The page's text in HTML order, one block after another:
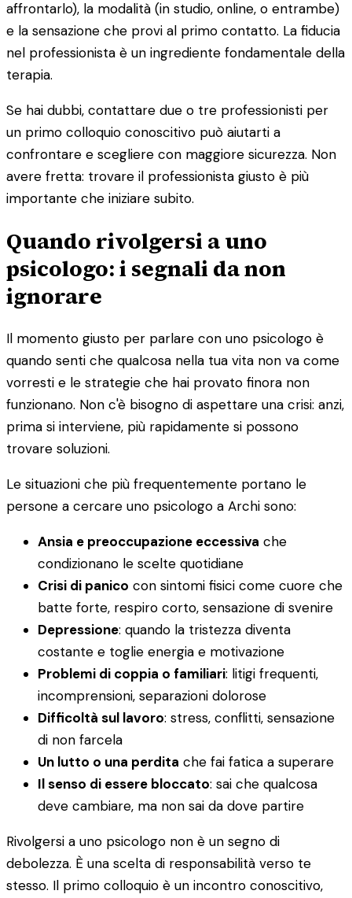
affrontarlo), la modalità (in studio, online, o entrambe)
e la sensazione che provi al primo contatto. La fiducia
nel professionista è un ingrediente fondamentale della
terapia.
Se hai dubbi, contattare due o tre professionisti per
un primo colloquio conoscitivo può aiutarti a
confrontare e scegliere con maggiore sicurezza. Non
avere fretta: trovare il professionista giusto è più
importante che iniziare subito.
Quando rivolgersi a uno
psicologo: i segnali da non
ignorare
Il momento giusto per parlare con uno psicologo è
quando senti che qualcosa nella tua vita non va come
vorresti e le strategie che hai provato finora non
funzionano. Non c'è bisogno di aspettare una crisi: anzi,
prima si interviene, più rapidamente si possono
trovare soluzioni.
Le situazioni che più frequentemente portano le
persone a cercare uno psicologo a Archi sono:
Ansia e preoccupazione eccessiva che
condizionano le scelte quotidiane
Crisi di panico con sintomi fisici come cuore che
batte forte, respiro corto, sensazione di svenire
Depressione: quando la tristezza diventa
costante e toglie energia e motivazione
Problemi di coppia o familiari: litigi frequenti,
incomprensioni, separazioni dolorose
Difficoltà sul lavoro: stress, conflitti, sensazione
di non farcela
Un lutto o una perdita che fai fatica a superare
Il senso di essere bloccato: sai che qualcosa
deve cambiare, ma non sai da dove partire
Rivolgersi a uno psicologo non è un segno di
debolezza. È una scelta di responsabilità verso te
stesso. Il primo colloquio è un incontro conoscitivo,